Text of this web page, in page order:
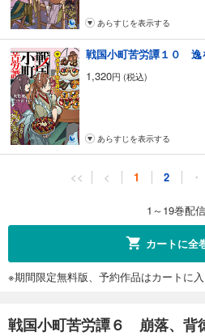
あらすじを表示する
戦国小町苦労譚１０ 逸
1,320円 (税込)
あらすじを表示する
戦国小町苦労譚１１ 黎
戦国小町苦労譚１２ 哀
<< < 1 2 ・
1～19巻配
カートに全
※期間限定無料版、予約作品はカートに
戦国小町苦労譚６ 崩落、背